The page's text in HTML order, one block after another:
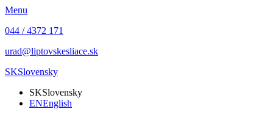
Menu
044 / 4372 171
urad@liptovskesliace.sk
SKSlovensky
SKSlovensky
ENEnglish